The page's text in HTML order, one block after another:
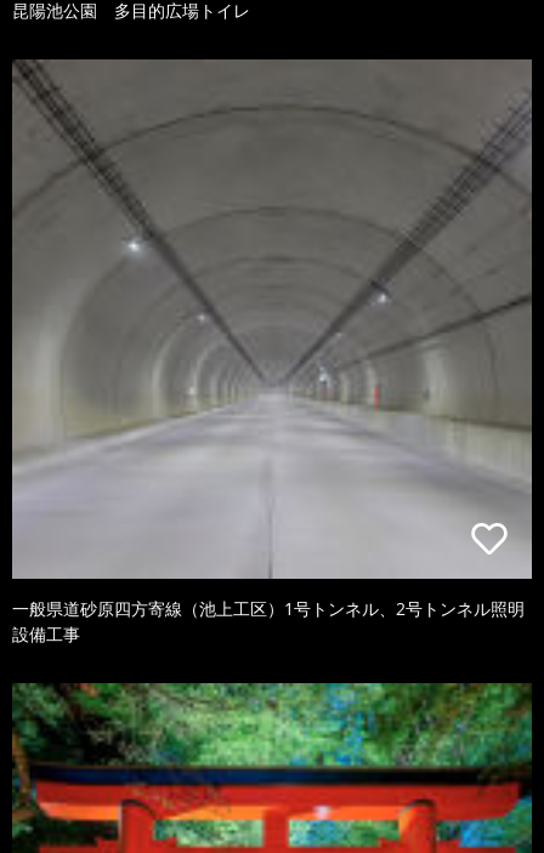
昆陽池公園 多目的広場トイレ
一般県道砂原四方寄線（池上工区）1号トンネル、2号トンネル照明
設備工事